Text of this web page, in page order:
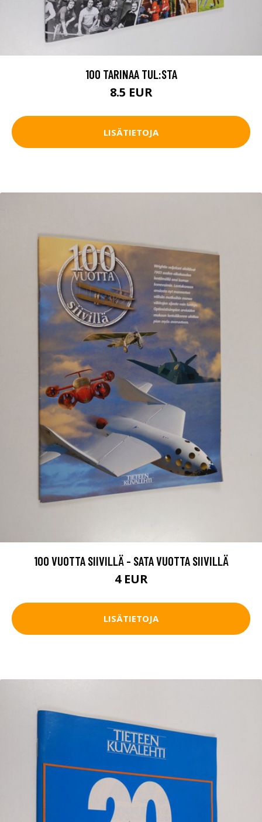
100 TARINAA TUL:STA
8.5 EUR
LISÄTIETOJA
100 VUOTTA SIIVILLÄ - SATA VUOTTA SIIVILLÄ
4 EUR
LISÄTIETOJA